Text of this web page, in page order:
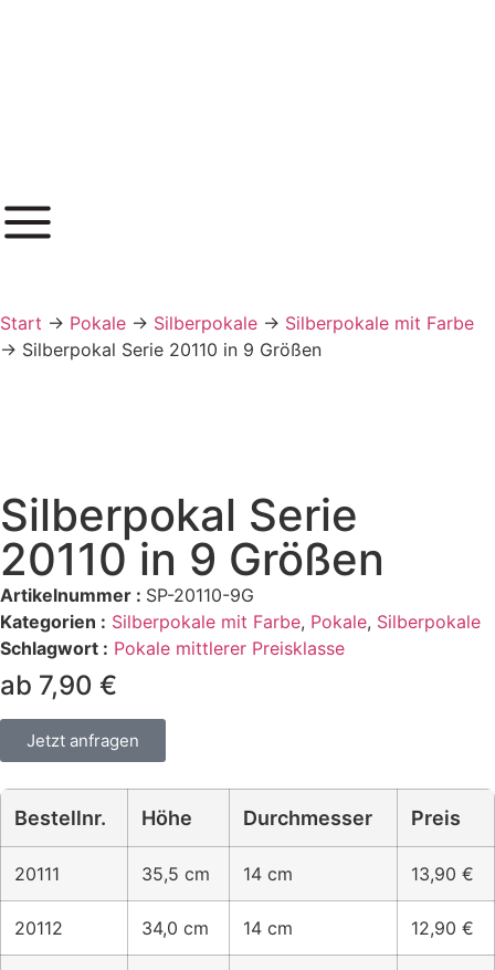
Start → Pokale → Silberpokale → Silberpokale mit Farbe
→ Silberpokal Serie 20110 in 9 Größen
Silberpokal Serie
20110 in 9 Größen
Artikelnummer : SP-20110-9G
Kategorien : Silberpokale mit Farbe, Pokale, Silberpokale
Schlagwort : Pokale mittlerer Preisklasse
ab 7,90 €
Jetzt anfragen
Bestellnr. Höhe Durchmesser Preis
20111 35,5 cm 14 cm 13,90 €
20112 34,0 cm 14 cm 12,90 €